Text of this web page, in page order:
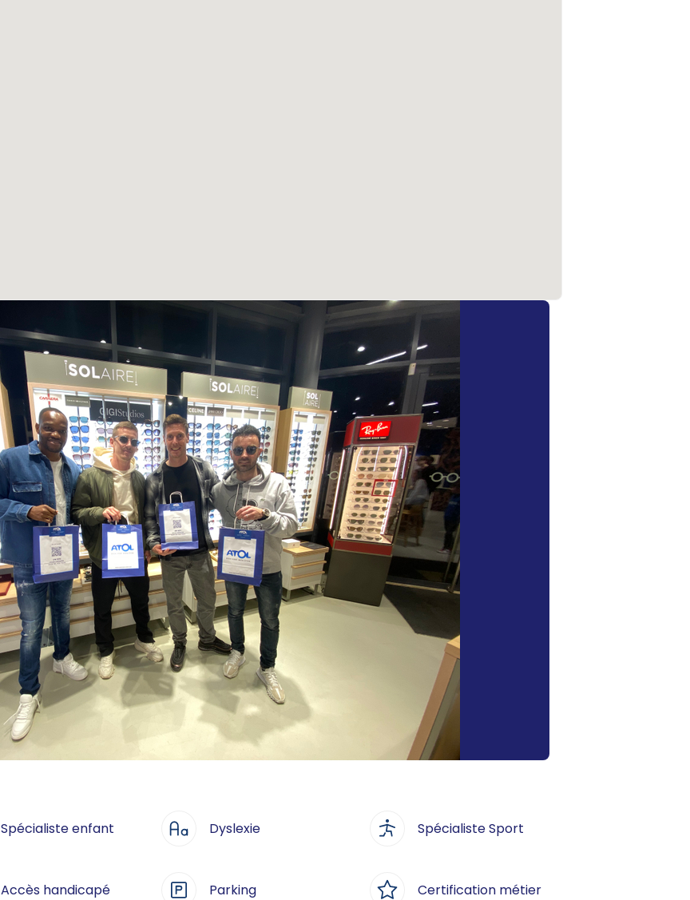
Spécialiste enfant Dyslexie Spécialiste Sport
Accès handicapé Parking Certification métier